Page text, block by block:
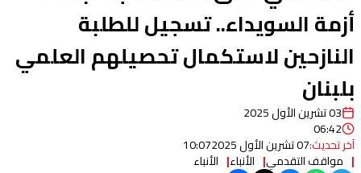
الأخبار
آراء
فيديو
مواقف
وليد جنبلاطالحزب
أزمة السويداء.. تسجيل للطلبة
النازحين لاستكمال تحصيلهم العلمي
بلبنان
03 تشرين الأول 2025
06:42
آخر تحديث:07 تشرين الأول 2025 10:07
مواقف التقدمي الأنباء الأنباء